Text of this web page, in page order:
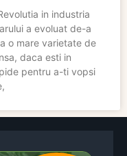
in industria
a evoluat de-a
o mare varietate de
daca esti in
pentru a-ti vopsi